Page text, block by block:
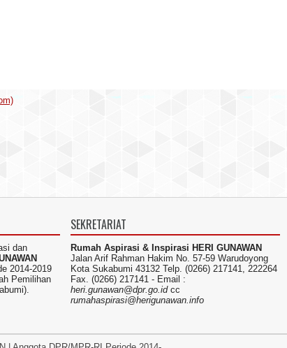
dan
2014-2019
Pemilihan
SEKRETARIAT
Rumah Aspirasi & Inspirasi HERI GUNAWAN
Jalan Arif Rahman Hakim No. 57-59 Warudoyong
Kota Sukabumi 43132 Telp. (0266) 217141, 222264
Fax. (0266) 217141 - Email :
heri.gunawan@dpr.go.idcc
rumahaspirasi@herigunawan.info